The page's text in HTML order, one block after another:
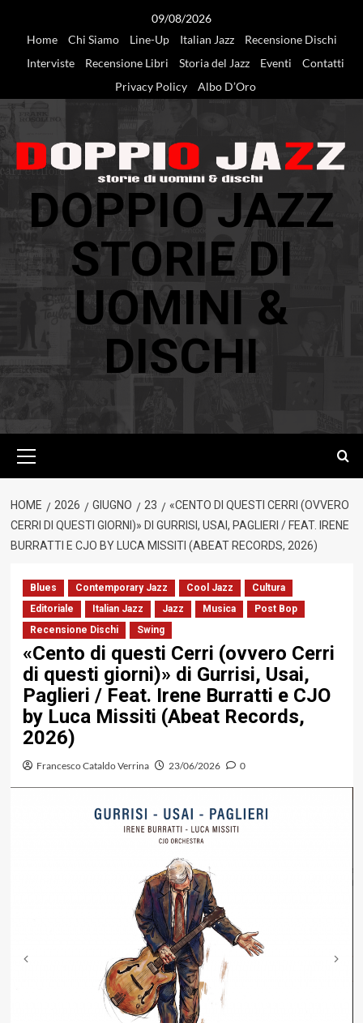
09/08/2026
Home
Chi Siamo Line-Up Italian Jazz
Recensione Dischi
Interviste
Recensione Libri Storia del Jazz Eventi
Contatti
Privacy Policy
Albo D’Oro
DOPPIO JAZZ
STORIE DI
UOMINI &
DISCHI
principale
HOME 2026 GIUGNO 23
«CENTO DI QUESTI CERRI (OVVERO
CERRI DI QUESTI GIORNI)» DI GURRISI, USAI, PAGLIERI / FEAT. IRENE
BURRATTI E CJO BY LUCA MISSITI (ABEAT RECORDS, 2026)
Blues Contemporary Jazz Cool Jazz
Cultura
Editoriale
Italian Jazz Jazz Musica
Post Bop
Recensione Dischi
Swing
«Cento di questi Cerri (ovvero Cerri
di questi giorni)» di Gurrisi, Usai,
Paglieri / Feat. Irene Burratti e CJO
by Luca Missiti (Abeat Records,
2026)
Francesco Cataldo Verrina 23/06/2026 0